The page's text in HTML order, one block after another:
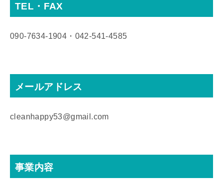
TEL・FAX
090‐7634‐1904・042‐541‐4585
メールアドレス
cleanhappy53@gmail.com
事業内容